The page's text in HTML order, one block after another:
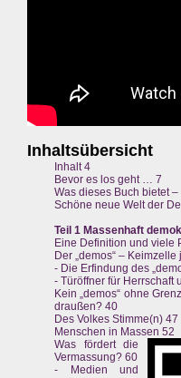
Inhaltsübersicht
Inhalt 4
Bevor es los geht … 7
Was dieses Buch bietet
Schöne neue Welt der
Teil 1 Massenhaft
Eine Definition und viele
Der „demos“ –
- Die Erfindung des
- Türöffner für Herrschaft
Kein „demos“ ohne
draußen? 40
Des Volkes Stimme(n) 47
Menschen in Massen 52
Was fördert die
Vermassung? 60
- Medien und